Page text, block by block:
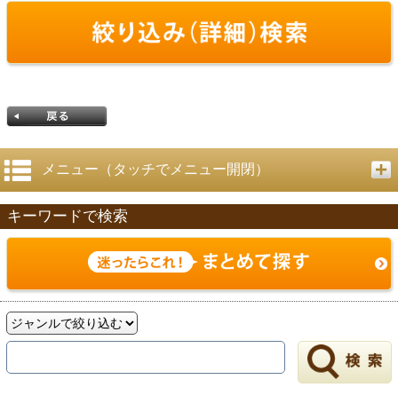
戻る
メニュー（タッチでメニュー開閉）
キーワードで検索